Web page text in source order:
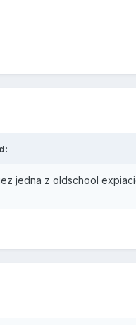
jedna z oldschool